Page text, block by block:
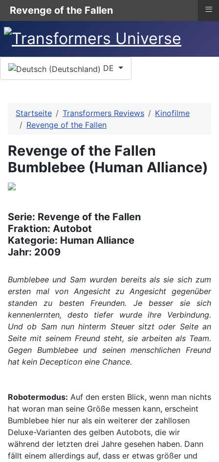
Sprache auswählen
DE
Startseite Transformers Reviews
Kinofilme
Revenge of the Fallen
Revenge of the Fallen
Bumblebee (Human Alliance)
Serie: Revenge of the Fallen
Fraktion: Autobot
Kategorie: Human Alliance
Jahr: 2009
Bumblebee und Sam wurden bereits als sie sich zum
ersten mal von Angesicht zu Angesicht gegenüber
standen zu besten Freunden. Je besser sie sich
kennenlernten, desto tiefer wurde ihre Verbindung.
Und ob Sam nun hinterm Steuer sitzt oder Seite an
Seite mit seinem Freund steht, sie arbeiten als Team.
Gegen Bumblebee und seinen menschlichen Freund
hat kein Decepticon eine Chance.
Robotermodus: Auf den ersten Blick, wenn man nichts
hat woran man seine Größe messen kann, erscheint
Bumblebee hier nur als ein weiterer der zahllosen
Deluxe-Varianten des gelben Autobots, die wir
während der letzten drei Jahre gesehen haben. Dann
fällt einem allerdings auf, dass er etwas größer und
Revenge of the Fallen ≡